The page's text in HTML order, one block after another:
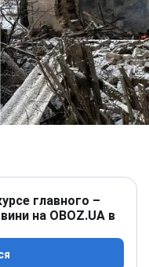
главного –
на OBOZ.UA в